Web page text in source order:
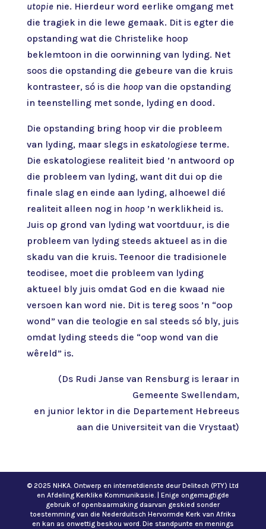
utopienie. Hierdeur word eerlike omgang met
die tragiek in die lewe gemaak. Dit is egter die
opstanding wat die Christelike hoop
beklemtoon in die oorwinning van lyding. Net
soos die opstanding die gebeure van die kruis
kontrasteer, só is die hoopvan die opstanding
in teenstelling met sonde, lyding en dood.
Die opstanding bring hoop vir die probleem
van lyding, maar slegs in eskatologiese terme.
Die eskatologiese realiteit bied ’n antwoord op
die probleem van lyding, want dit dui op die
finale slag en einde aan lyding, alhoewel dié
realiteit alleen nog in hoop ’n werklikheid is.
Juis op grond van lyding wat voortduur, is die
probleem van lyding steeds aktueel as in die
skadu van die kruis. Teenoor die tradisionele
teodisee, moet die probleem van lyding
aktueel bly juis omdat God en die kwaad nie
versoen kan word nie. Dit is tereg soos ’n “oop
wond” van die teologie en sal steeds só bly, juis
omdat lyding steeds die “oop wond van die
wêreld” is.
(Ds Rudi Janse van Rensburg is leraar in
Gemeente Swellendam,
en junior lektor in die Departement Hebreeus
aan die Universiteit van die Vrystaat)
© 2025 NHKA. Ontwerp en internetdienste deur Delitech (PTY) Ltd
en Afdeling Kerklike Kommunikasie. | Enige ongemagtigde
gebruik of openbaarmaking daarvan geskied sonder
toestemming van die Nederduitsch Hervormde Kerk van Afrika
en kan as onwettig beskou word. Die standpunte en menings